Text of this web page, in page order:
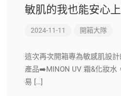
敏肌的我也能安心上
2024-11-11 開箱大隊
這次再次開箱專為敏感肌設
產品➡️MINON UV 霜&化妝水
易 […]